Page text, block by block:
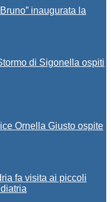
inaugurata la
di Sigonella ospiti
Ornella Giusto ospite
fa visita ai piccoli